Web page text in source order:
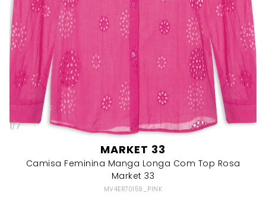
1/7
MARKET 33
Camisa Feminina Manga Longa Com Top Rosa
Market 33
MV4ER70159_PINK